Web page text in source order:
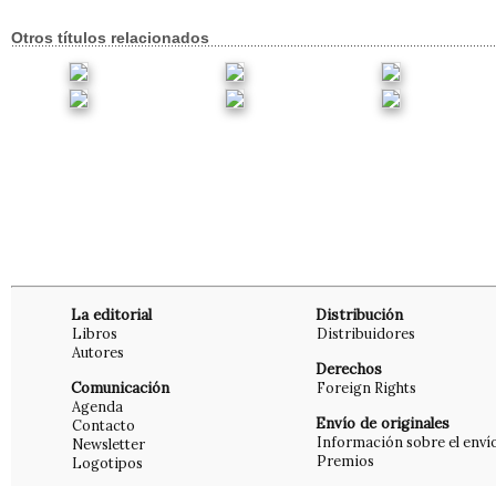
Otros títulos relacionados
La editorial
Libros
Autores
Comunicación
Agenda
Contacto
Newsletter
Logotipos
Distribución
Distribuidores
Derechos
Foreign Rights
Envío de originales
Información sobre el
Premios